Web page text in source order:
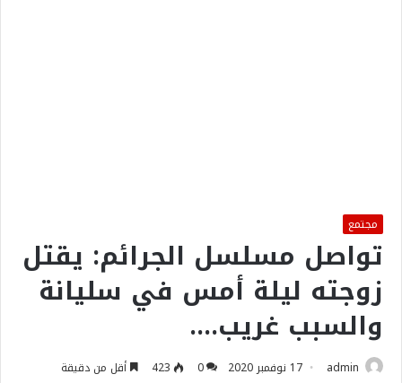
مجتمع
تواصل مسلسل الجرائم: يقتل
زوجته ليلة أمس في سليانة
والسبب غريب….
admin 17 نوفمبر 2020 0
423 أقل من دقيقة